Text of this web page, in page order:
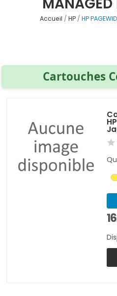
MANAGED
Accueil HP HP
Cartouches